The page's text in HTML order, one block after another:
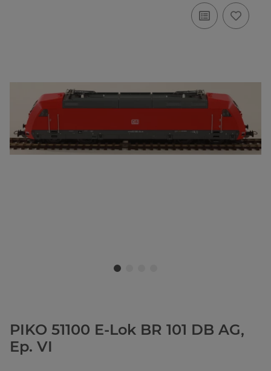
PIKO 51100 E-Lok BR 101 DB AG,
Ep. VI